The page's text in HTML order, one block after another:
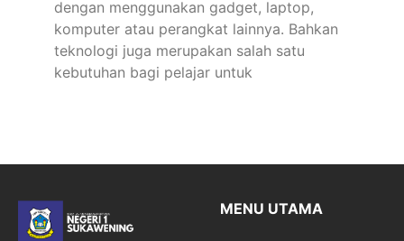
dengan menggunakan gadget, laptop,
komputer atau perangkat lainnya. Bahkan
teknologi juga merupakan salah satu
kebutuhan bagi pelajar untuk
MENU UTAMA